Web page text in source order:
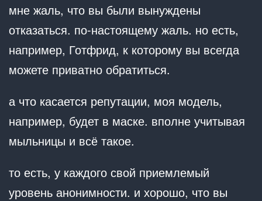
мне жаль, что вы были вынуждены
отказаться. по-настоящему жаль. но есть,
например, Готфрид, к которому вы всегда
можете приватно обратиться.
а что касается репутации, моя модель,
например, будет в маске. вполне учитывая
мыльницы и всё такое.
то есть, у каждого свой приемлемый
уровень анонимности. и хорошо, что вы